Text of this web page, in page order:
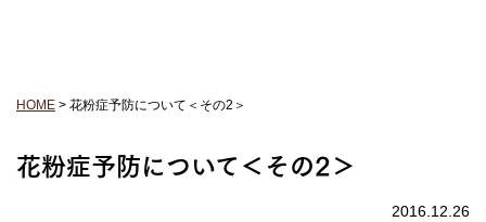
HOME > 花粉症予防について＜その2＞
花粉症予防について＜その2＞
2016.12.26